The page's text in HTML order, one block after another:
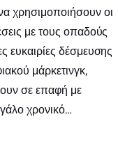
χρησιμοποιήσουν οι
με τους οπαδούς
ευκαιρίες δέσμευσης
μάρκετινγκ,
σε επαφή με
χρονικό…